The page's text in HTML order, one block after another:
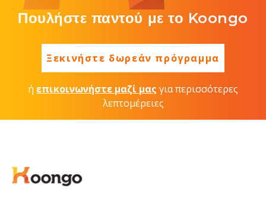
Πουλήστε παντού με το Koongo
Ξεκινήστε δωρεάν πρόγραμμα
ή επικοινωνήστε μαζί μας για περισσότερες
λεπτομέρειες